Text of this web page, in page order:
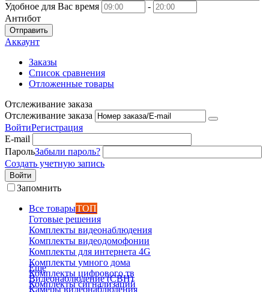
Удобное для Вас время
-
Антибот
Отправить
Аккаунт
Заказы
Список сравнения
Отложенные товары
Отслеживание заказа
Отслеживание заказа
ВойтиРегистрация
E-mail
ПарольЗабыли пароль?
Создать учетную запись
Войти
Запомнить
Все товарыТОП
Готовые решения
Комплекты видеонаблюдения
Комплекты видеодомофонии
Комплекты для интернета 4G
Комплекты умного дома
Комплекты цифрового тв
Комплекты сигнализаций
Еще
Видеонаблюдение (СВН)
Камеры видеонаблюдения